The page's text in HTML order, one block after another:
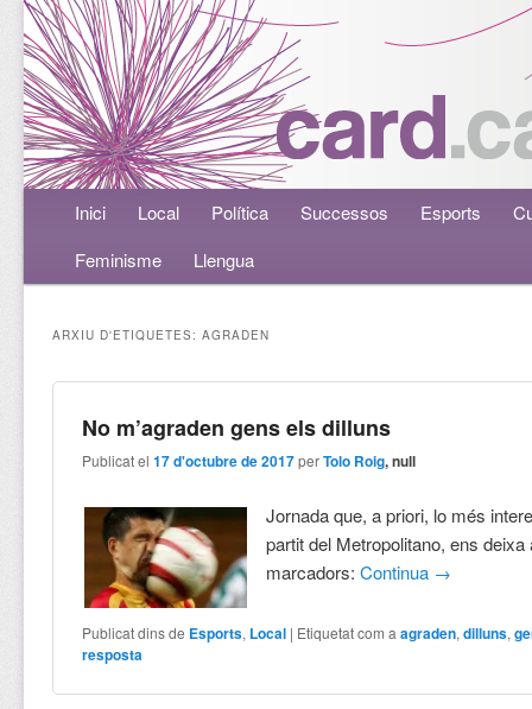
Menú principalAneu al contingut principal
Aneu al contingut secundari
Inici Local Política Successos Esports
Feminisme
Llengua
ARXIU D'ETIQUETES:AGRADEN
No m’agraden gens els dilluns
Publicat el17 d'octubre de 2017 perTolo Roig, null
Jornada que, a priori, lo més
partit del Metropolitano, ens deixa
marcadors:Continua →
Publicat dins de Esports, Local | Etiquetat com a agraden,dilluns,
resposta